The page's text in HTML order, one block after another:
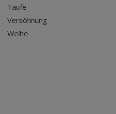
Taufe
Versöhnung
Weihe